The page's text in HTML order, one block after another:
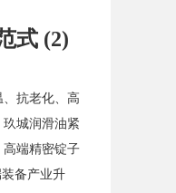
式 (2)
抗老化、高
城润滑油紧
高端精密锭子
备产业升